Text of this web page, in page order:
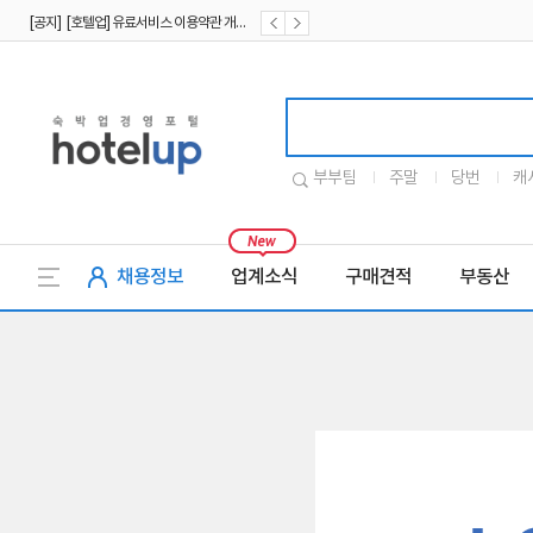
[공지] [호텔업] 유료서비스 이용약관 개정본2 (19.09.02)
부부팀 주말 당번 캐
채용정보 업계소식 구매견적 부동산